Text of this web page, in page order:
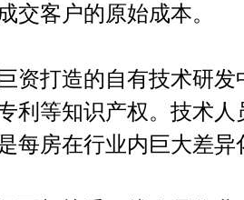
交客户的原始成本。
打造的自有技术研发
利等知识产权。技术
每房在行业内巨大差异